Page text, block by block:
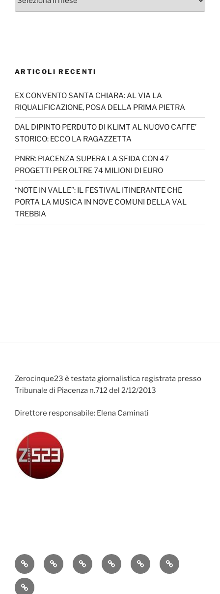
ARTICOLI RECENTI
EX CONVENTO SANTA CHIARA: AL VIA LA
RIQUALIFICAZIONE, POSA DELLA PRIMA PIETRA
DAL DIPINTO PERDUTO DI KLIMT AL NUOVO CAFFE’
STORICO: ECCO LA RAGAZZETTA
PNRR: PIACENZA SUPERA LA SFIDA CON 47
PROGETTI PER OLTRE 74 MILIONI DI EURO
“NOTE IN VALLE”: IL FESTIVAL ITINERANTE CHE
PORTA LA MUSICA IN NOVE COMUNI DELLA VAL
TREBBIA
Zerocinque23 è testata giornalistica registrata presso
Tribunale di Piacenza n.712 del 2/12/2013
Direttore responsabile: Elena Caminati
AttualitàCronacaPolitica EconomiaCultura Sport
Contatti